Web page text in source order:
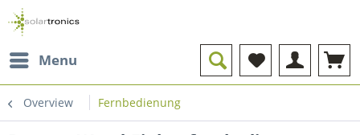
Menu
Overview Fernbedienung